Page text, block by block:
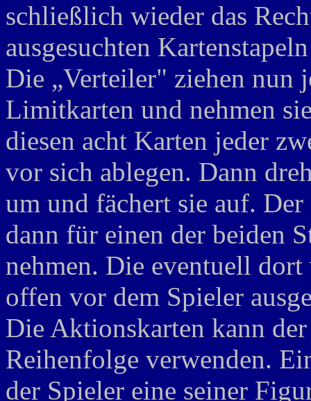
schließlich wieder das
ausgesuchten
Die „Verteiler" ziehen
Limitkarten und nehmen
diesen acht Karten jeder
vor sich ablegen. Dann
um und fächert sie auf.
dann für einen der beiden
nehmen. Die eventuell
offen vor dem Spieler
Die Aktionskarten kann
Reihenfolge verwenden.
der Spieler eine seiner